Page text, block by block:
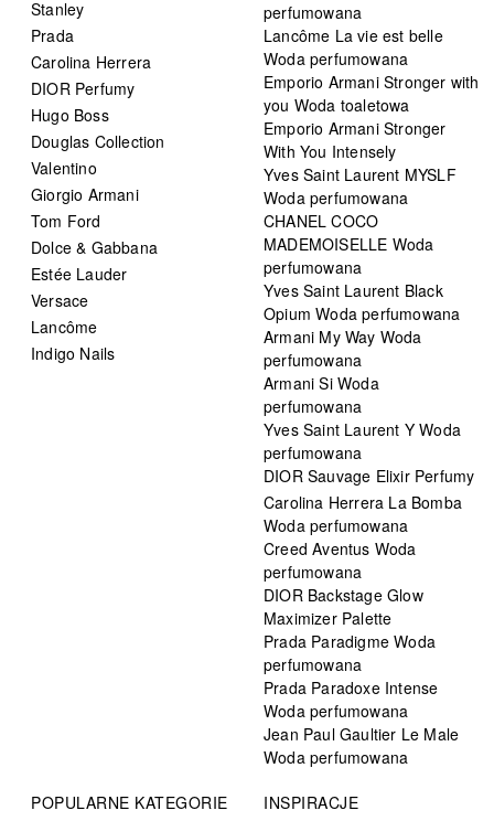
Stanley
Prada
Carolina Herrera
DIOR Perfumy
Hugo Boss
Douglas Collection
Valentino
Giorgio Armani
Tom Ford
Dolce & Gabbana
Estée Lauder
Versace
Lancôme
Indigo Nails
perfumowana
Lancôme La vie est belle
Woda perfumowana
Emporio Armani Stronger with
you Woda toaletowa
Emporio Armani Stronger
With You Intensely
Yves Saint Laurent MYSLF
Woda perfumowana
CHANEL COCO
MADEMOISELLE Woda
perfumowana
Yves Saint Laurent Black
Opium Woda perfumowana
Armani My Way Woda
perfumowana
Armani Si Woda
perfumowana
Yves Saint Laurent Y Woda
perfumowana
DIOR Sauvage Elixir Perfumy
Carolina Herrera La Bomba
Woda perfumowana
Creed Aventus Woda
perfumowana
DIOR Backstage Glow
Maximizer Palette
Prada Paradigme Woda
perfumowana
Prada Paradoxe Intense
Woda perfumowana
Jean Paul Gaultier Le Male
Woda perfumowana
POPULARNE KATEGORIE
INSPIRACJE